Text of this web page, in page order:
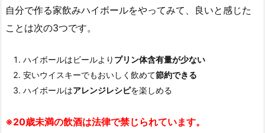
自分で作る家飲みハイボールをやってみて、良いと感じた
ことは次の3つです。
ハイボールはビールより プリン体含有量が少ない
安いウイスキーでもおいしく飲めて節約できる
ハイボールはアレンジレシピを楽しめる
※20歳未満の飲酒は法律で禁じられています。